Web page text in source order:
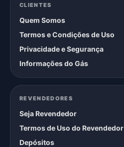
CLIENTES
Quem Somos
Termos e Condições de Uso
Privacidade e Segurança
Informações do Gás
REVENDEDORES
Seja Revendedor
Termos de Uso do Revendedor
Depósitos